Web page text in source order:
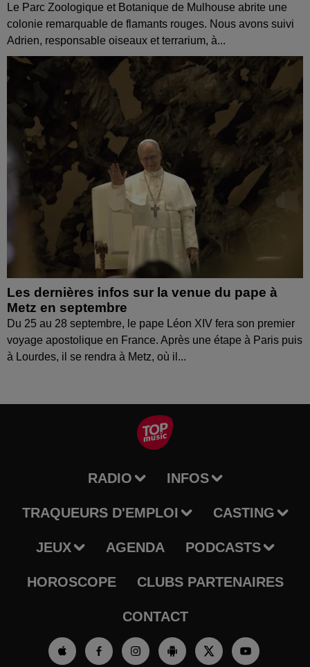
Le Parc Zoologique et Botanique de Mulhouse abrite une
colonie remarquable de flamants rouges. Nous avons suivi
Adrien, responsable oiseaux et terrarium, à...
Les dernières infos sur la venue du pape à
Metz en septembre
Du 25 au 28 septembre, le pape Léon XIV fera son premier
voyage apostolique en France. Après une étape à Paris puis
à Lourdes, il se rendra à Metz, où il...
RADIO INFOS
TRAQUEURS D'EMPLOI CASTING
JEUX AGENDA PODCASTS
HOROSCOPE CLUBS PARTENAIRES
CONTACT